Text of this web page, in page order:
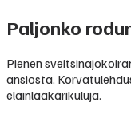
Paljonko
Pienen
ansiosta.
eläinlääkärikuluja.